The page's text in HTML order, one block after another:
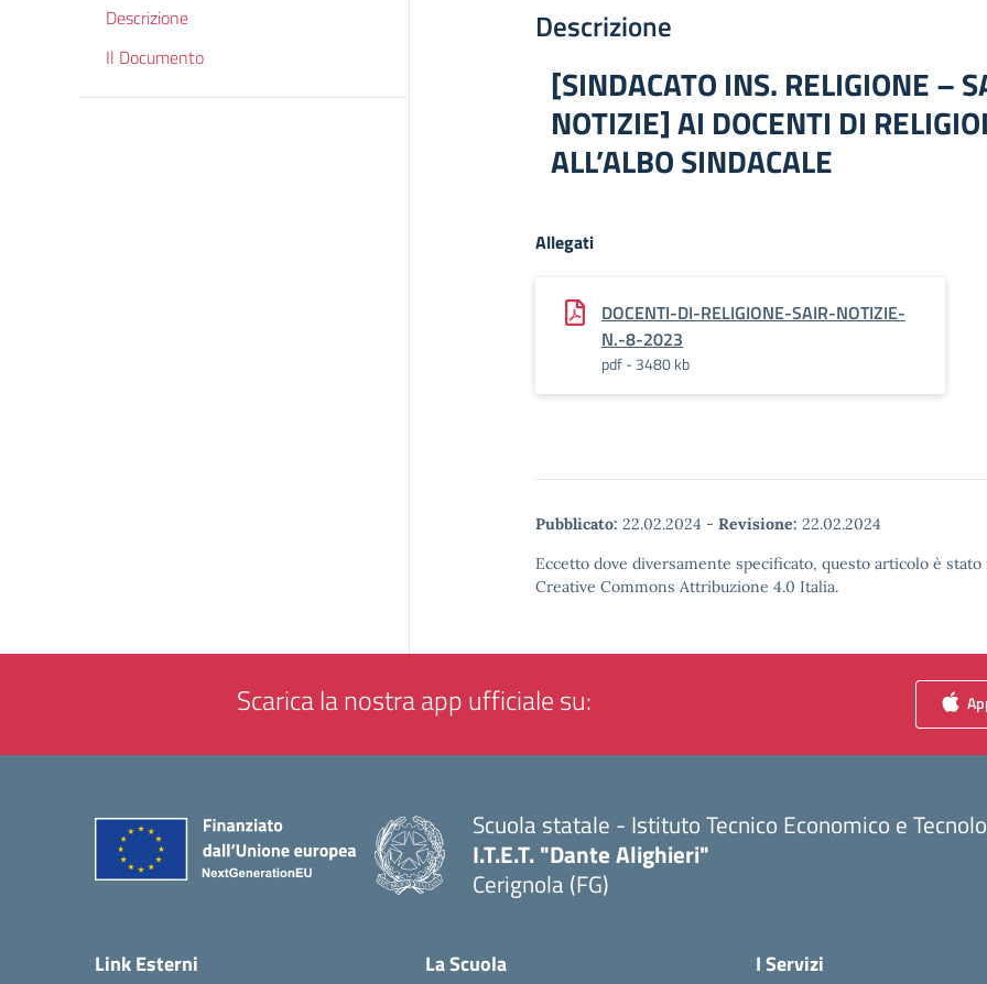
Descrizione
Il Documento
Descrizione
[SINDACATO INS. RELIGIONE –
NOTIZIE] AI DOCENTI DI
ALL’ALBO SINDACALE
Allegati
DOCENTI-DI-RELIGIONE-SAIR-NOTIZIE-
N.-8-2023
pdf - 3480 kb
Pubblicato: 22.02.2024 - Revisione: 22.02.2024
Eccetto dove diversamente specificato, questo articolo è
Creative Commons Attribuzione 4.0 Italia.
Scarica la nostra app ufficiale su:
Scuola statale - Istituto Tecnico Economico e
I.T.E.T. "Dante Alighieri"
Cerignola (FG)
Link Esterni La Scuola I Servizi